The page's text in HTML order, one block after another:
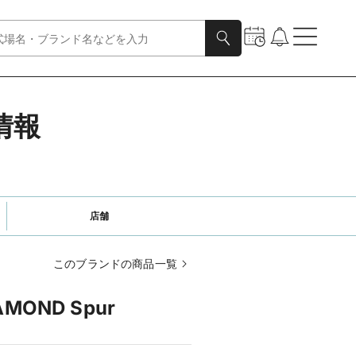
報
店舗
このブランドの商品一覧
Spur